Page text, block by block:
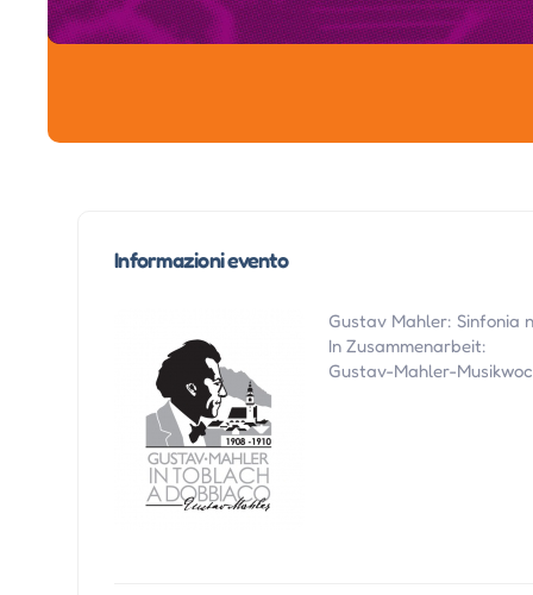
Informazioni evento
Gustav Mahler: Sinfonia
In Zusammenarbeit:
Gustav-Mahler-